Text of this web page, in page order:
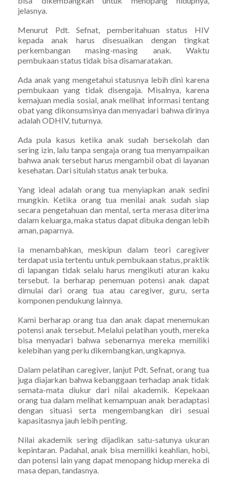
jelasnya.
Menurut Pdt. Sefnat, pemberitahuan status HIV
kepada anak harus disesuaikan dengan tingkat
perkembangan masing-masing anak. Waktu
pembukaan status tidak bisa disamaratakan.
Ada anak yang mengetahui statusnya lebih dini karena
pembukaan yang tidak disengaja. Misalnya, karena
kemajuan media sosial, anak melihat informasi tentang
obat yang dikonsumsinya dan menyadari bahwa dirinya
adalah ODHIV, tuturnya.
Ada pula kasus ketika anak sudah bersekolah dan
sering izin, lalu tanpa sengaja orang tua menyampaikan
bahwa anak tersebut harus mengambil obat di layanan
kesehatan. Dari situlah status anak terbuka.
Yang ideal adalah orang tua menyiapkan anak sedini
mungkin. Ketika orang tua menilai anak sudah siap
secara pengetahuan dan mental, serta merasa diterima
dalam keluarga, maka status dapat dibuka dengan lebih
aman, paparnya.
Ia menambahkan, meskipun dalam teori caregiver
terdapat usia tertentu untuk pembukaan status, praktik
di lapangan tidak selalu harus mengikuti aturan kaku
tersebut. Ia berharap penemuan potensi anak dapat
dimulai dari orang tua atau caregiver, guru, serta
komponen pendukung lainnya.
Kami berharap orang tua dan anak dapat menemukan
potensi anak tersebut. Melalui pelatihan youth, mereka
bisa menyadari bahwa sebenarnya mereka memiliki
kelebihan yang perlu dikembangkan, ungkapnya.
Dalam pelatihan caregiver, lanjut Pdt. Sefnat, orang tua
juga diajarkan bahwa kebanggaan terhadap anak tidak
semata-mata diukur dari nilai akademik. Kepekaan
orang tua dalam melihat kemampuan anak beradaptasi
dengan situasi serta mengembangkan diri sesuai
kapasitasnya jauh lebih penting.
Nilai akademik sering dijadikan satu-satunya ukuran
kepintaran. Padahal, anak bisa memiliki keahlian, hobi,
dan potensi lain yang dapat menopang hidup mereka di
masa depan, tandasnya.